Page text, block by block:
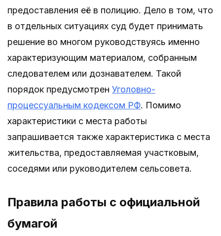
предоставления её в полицию. Дело в том, что
в отдельных ситуациях суд будет принимать
решение во многом руководствуясь именно
характеризующим материалом, собранным
следователем или дознавателем. Такой
порядок предусмотрен Уголовно-
процессуальным кодексом РФ. Помимо
характеристики с места работы
запрашивается также характеристика с места
жительства, предоставляемая участковым,
соседями или руководителем сельсовета.
Правила работы с официальной
бумагой